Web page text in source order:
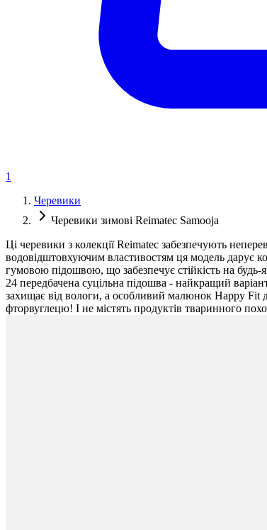
1
Черевики
Черевики зимові Reimatec Samooja
Ці черевики з колекції Reimatec забезпечують
водовідштовхуючим властивостям ця модель дарує
гумовою підошвою, що забезпечує стійкість на
24 передбачена суцільна підошва - найкращий
захищає від вологи, а особливий малюнок Happy Fit
фторвуглецю! І не містять продуктів тваринного